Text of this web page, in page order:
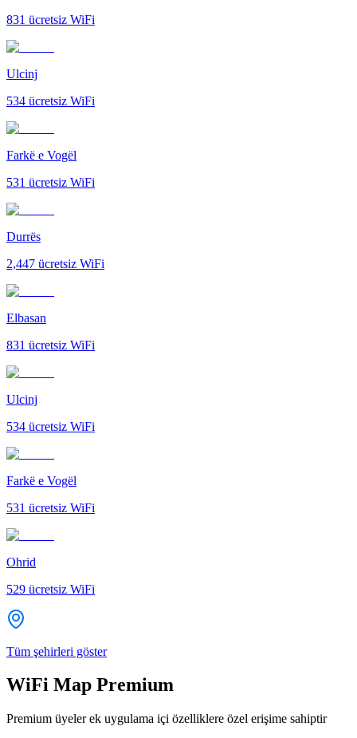
831 ücretsiz WiFi
Ulcinj
534 ücretsiz WiFi
Farkë e Vogël
531 ücretsiz WiFi
Durrës
2,447 ücretsiz WiFi
Elbasan
831 ücretsiz WiFi
Ulcinj
534 ücretsiz WiFi
Farkë e Vogël
531 ücretsiz WiFi
Ohrid
529 ücretsiz WiFi
Tüm şehirleri göster
WiFi Map Premium
Premium üyeler ek uygulama içi özelliklere özel erişime sahiptir